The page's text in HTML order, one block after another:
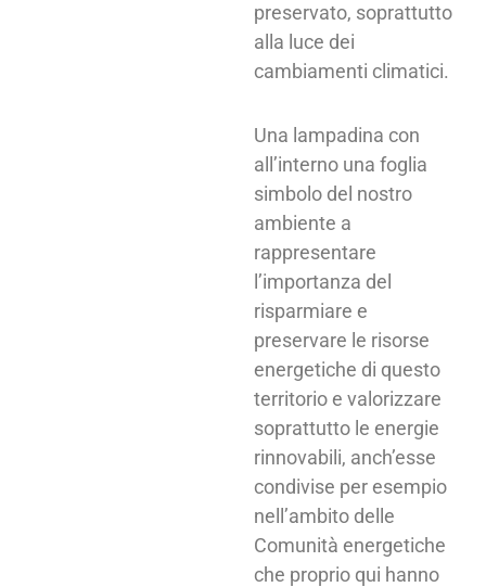
preservato, soprattutto
alla luce dei
cambiamenti climatici.
Una lampadina con
all’interno una foglia
simbolo del nostro
ambiente a
rappresentare
l’importanza del
risparmiare e
preservare le risorse
energetiche di questo
territorio e valorizzare
soprattutto le energie
rinnovabili, anch’esse
condivise per esempio
nell’ambito delle
Comunità energetiche
che proprio qui hanno